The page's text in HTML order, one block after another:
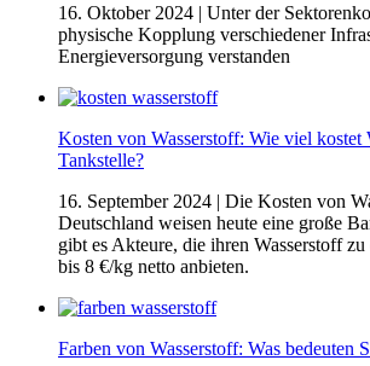
16. Oktober 2024 | Unter der
physische Kopplung verschiedener
Energieversorgung verstanden
Kosten von Wasserstoff: Wie viel kostet
Tankstelle?
16. September 2024 | Die Kosten von
Deutschland weisen heute eine große
gibt es Akteure, die ihren Wasserstoff
bis 8 €/kg netto anbieten.
Farben von Wasserstoff: Was bedeuten